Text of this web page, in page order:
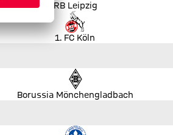
RB Leipzig
1. FC Köln
Borussia Mönchengladbach